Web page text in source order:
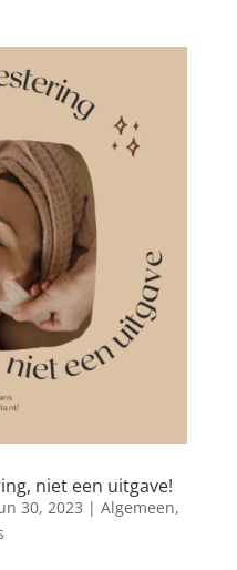
niet een uitgave!
30, 2023 | Algemeen,